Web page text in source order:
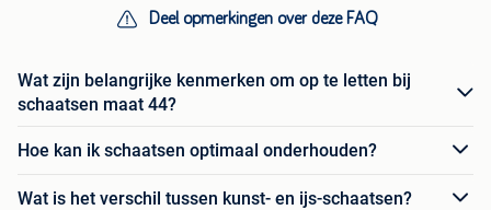
Deel opmerkingen over deze FAQ
Wat zijn belangrijke kenmerken om op te letten bij
schaatsen maat 44?
Hoe kan ik schaatsen optimaal onderhouden?
Wat is het verschil tussen kunst- en ijs-schaatsen?